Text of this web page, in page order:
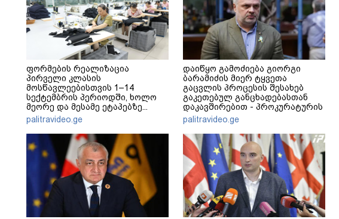
ფორმების რეალიზაცია
პირველი კლასის
მოსწავლეებისთვის 1–14
სექტემბრის პერიოდში, ხოლო
მეორე და მესამე ეტაპებზე...
palitravideo.ge
დაიწყო გამოძიება გიორგი
ბარამიძის მიერ ტყვეთა
გაცვლის პროცესის შესახებ
გაკეთებულ განცხადებასთან
დაკავშირებით - პროკურატურის
განცხადება
palitravideo.ge